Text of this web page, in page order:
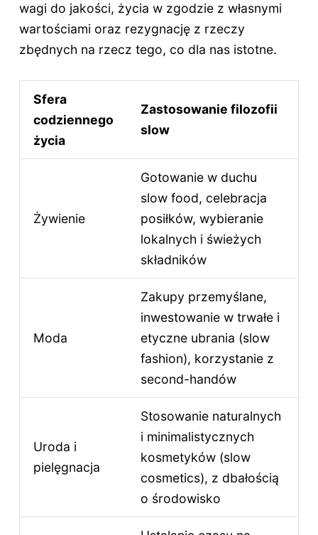
wagi do jakości, życia w zgodzie z własnymi
wartościami oraz rezygnację z rzeczy
zbędnych na rzecz tego, co dla nas istotne.
Sfera
codziennego
życia
Zastosowanie filozofii
slow
Żywienie
Gotowanie w duchu
slow food, celebracja
posiłków, wybieranie
lokalnych i świeżych
składników
Moda
Zakupy przemyślane,
inwestowanie w trwałe i
etyczne ubrania (slow
fashion), korzystanie z
second-handów
Uroda i
pielęgnacja
Stosowanie naturalnych
i minimalistycznych
kosmetyków (slow
cosmetics), z dbałością
o środowisko